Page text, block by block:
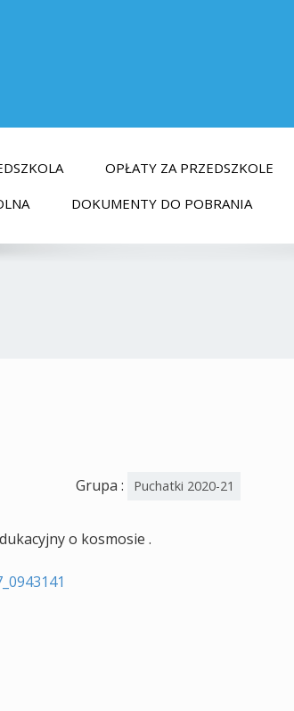
OPŁATY ZA PRZEDSZKOLE
DOKUMENTY DO POBRANIA
Grupa : Puchatki 2020-21
o kosmosie .